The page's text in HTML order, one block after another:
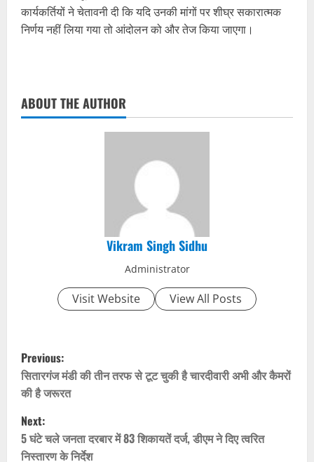
कार्यकर्तियों ने चेतावनी दी कि यदि उनकी मांगों पर शीघ्र सकारात्मक
निर्णय नहीं लिया गया तो आंदोलन को और तेज किया जाएगा।
ABOUT THE AUTHOR
Vikram Singh Sidhu
Administrator
Visit Website View All Posts
P
o
s
t
Previous:
सितारगंज मंडी की तीन तरफ से टूट चुकी है चारदीवारी अभी और कैमरों
की है जरूरत
Next:
5 घंटे चले जनता दरबार में 83 शिकायतें दर्ज, डीएम ने दिए त्वरित
निस्तारण के निर्देश